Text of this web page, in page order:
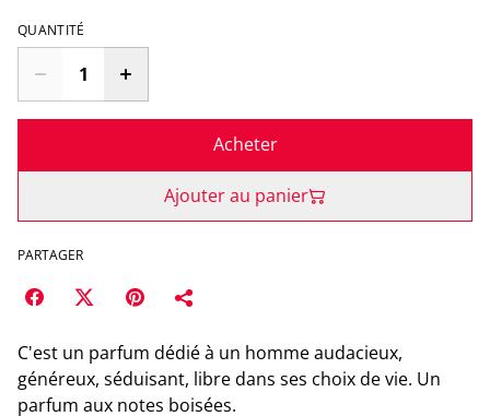
QUANTITÉ
Acheter
Ajouter au panier
PARTAGER
C'est un parfum dédié à un homme audacieux,
généreux, séduisant, libre dans ses choix de vie. Un
parfum aux notes boisées.